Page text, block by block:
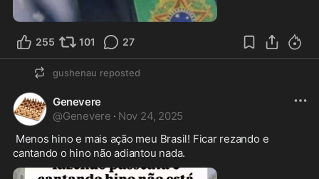
1:32
255 101 27
gushenau reposted
Genevere
@Genevere · Nov 24, 2025
cantando o hino não adiantou nada.